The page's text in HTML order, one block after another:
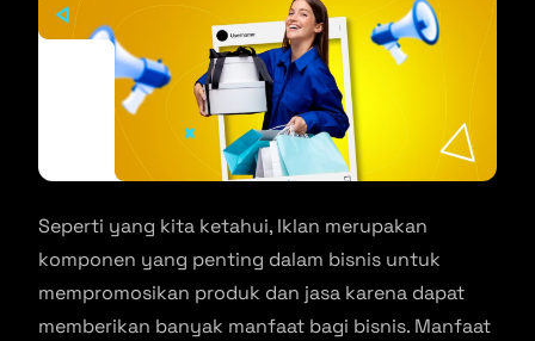
Seperti yang kita ketahui, Iklan merupakan
komponen yang penting dalam bisnis untuk
mempromosikan produk dan jasa karena dapat
memberikan banyak manfaat bagi bisnis. Manfaat